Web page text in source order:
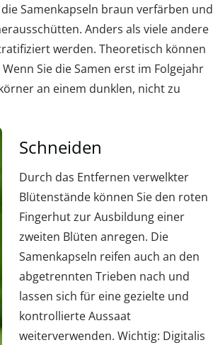
Samenkapseln braun verfärben und
Anders als viele andere
werden. Theoretisch können
Sie die Samen erst im Folgejahr
an einem dunklen, nicht zu
Schneiden
Durch das Entfernen verwelkter
Blütenstände können Sie den roten
Fingerhut zur Ausbildung einer
zweiten Blüten anregen. Die
Samenkapseln reifen auch an den
abgetrennten Trieben nach und
lassen sich für eine gezielte und
kontrollierte Aussaat
weiterverwenden. Wichtig: Digitalis